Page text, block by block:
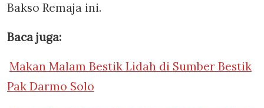
Bakso Remaja ini.
Baca juga:
Makan Malam Bestik Lidah di Sumber Bestik
Pak Darmo Solo